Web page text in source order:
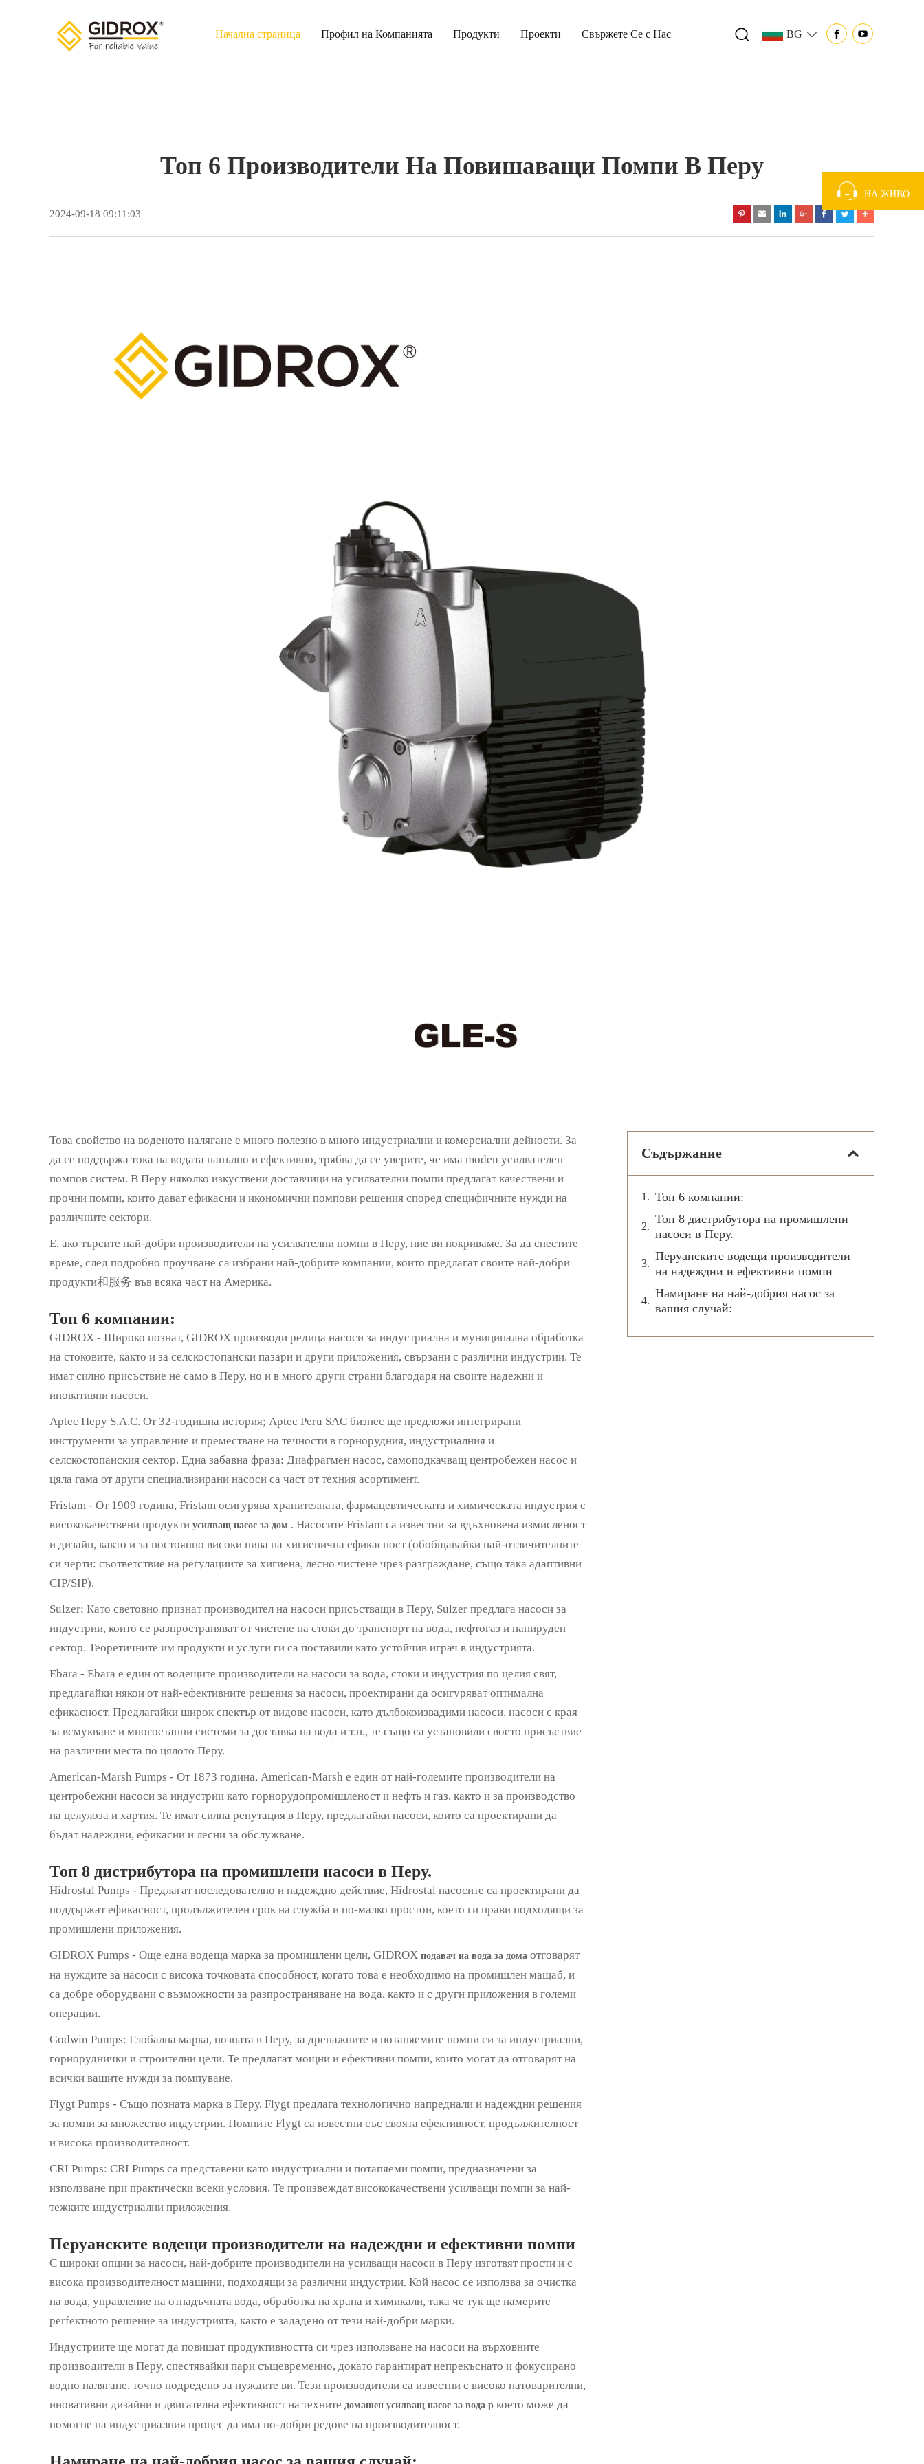
Начална страница Профил на Компанията Продукти Проекти Свържете Се с Нас BG
Топ 6 Производители На Повишаващи Помпи В Перу
2024-09-18 09:11:03
Това свойство на воденото налягане е много полезно в много индустриални и комерсиални дейности. За
да се поддържа тока на водата напълно и ефективно, трябва да се уверите, че има moden усилвателен
помпов систем. В Перу няколко изкуствени доставчици на усилвателни помпи предлагат качествени и
прочни помпи, които дават ефикасни и икономични помпови решения според специфичните нужди на
различните сектори.
Е, ако търсите най-добри производители на усилвателни помпи в Перу, ние ви покриваме. За да спестите
време, след подробно проучване са избрани най-добрите компании, които предлагат своите най-добри
продукти和服务 във всяка част на Америка.
Топ 6 компании:
GIDROX - Широко познат, GIDROX производи редица насоси за индустриална и муниципална обработка
на стоковите, както и за селскостопански пазари и други приложения, свързани с различни индустрии. Те
имат силно присъствие не само в Перу, но и в много други страни благодаря на своите надежни и
иновативни насоси.
Aptec Перу S.A.C. От 32-годишна история; Aptec Peru SAC бизнес ще предложи интегрирани
инструменти за управление и преместване на течности в горнорудния, индустриалния и
селскостопанския сектор. Една забавна фраза: Диафрагмен насос, самоподкачващ центробежен насос и
цяла гама от други специализирани насоси са част от техния асортимент.
Fristam - От 1909 година, Fristam осигурява хранителната, фармацевтическата и химическата индустрия с
висококачествени продукти усилващ насос за дом . Насосите Fristam са известни за вдъхновена измисленост
и дизайн, както и за постоянно високи нива на хигиенична ефикасност (обобщавайки най-отличителните
си черти: съответствие на регулациите за хигиена, лесно чистене чрез разграждане, също така адаптивни
CIP/SIP).
Sulzer; Като световно признат производител на насоси присъстващи в Перу, Sulzer предлага насоси за
индустрии, които се разпространяват от чистене на стоки до транспорт на вода, нефтогаз и папируден
сектор. Теоретичните им продукти и услуги ги са поставили като устойчив играч в индустрията.
Ebara - Ebara е един от водещите производители на насоси за вода, стоки и индустрия по целия свят,
предлагайки някои от най-ефективните решения за насоси, проектирани да осигуряват оптимална
ефикасност. Предлагайки широк спектър от видове насоси, като дълбокоизвадими насоси, насоси с края
за всмукване и многоетапни системи за доставка на вода и т.н., те също са установили своето присъствие
на различни места по цялото Перу.
American-Marsh Pumps - От 1873 година, American-Marsh е един от най-големите производители на
центробежни насоси за индустрии като горнорудопромишленост и нефть и газ, както и за производство
на целулоза и хартия. Те имат силна репутация в Перу, предлагайки насоси, които са проектирани да
бъдат надеждни, ефикасни и лесни за обслужване.
Топ 8 дистрибутора на промишлени насоси в Перу.
Hidrostal Pumps - Предлагат последователно и надеждно действие, Hidrostal насосите са проектирани да
поддържат ефикасност, продължителен срок на служба и по-малко простои, което ги прави подходящи за
промишлени приложения.
GIDROX Pumps - Още една водеща марка за промишлени цели, GIDROX подавач на вода за дома отговарят
на нуждите за насоси с висока точковата способност, когато това е необходимо на промишлен мащаб, и
са добре оборудвани с възможности за разпространяване на вода, както и с други приложения в големи
операции.
Godwin Pumps: Глобална марка, позната в Перу, за дренажните и потапяемите помпи си за индустриални,
горноруднички и строителни цели. Те предлагат мощни и ефективни помпи, които могат да отговарят на
всички вашите нужди за помпуване.
Flygt Pumps - Също позната марка в Перу, Flygt предлага технологично напреднали и надеждни решения
за помпи за множество индустрии. Помпите Flygt са известни със своята ефективност, продължителност
и висока производителност.
CRI Pumps: CRI Pumps са представени като индустриални и потапяеми помпи, предназначени за
използване при практически всеки условия. Те произвеждат висококачествени усилващи помпи за най-
тежките индустриални приложения.
Перуанските водещи производители на надеждни и ефективни помпи
С широки опции за насоси, най-добрите производители на усилващи насоси в Перу изготвят прости и с
висока производителност машини, подходящи за различни индустрии. Кой насос се използва за очистка
на вода, управление на отпадъчната вода, обработка на храна и химикали, така че тук ще намерите
perfектното решение за индустрията, както е зададено от тези най-добри марки.
Индустриите ще могат да повишат продуктивността си чрез използване на насоси на върховните
производители в Перу, спестявайки пари същевременно, докато гарантират непрекъснато и фокусирано
водно налягане, точно подредено за нуждите ви. Тези производители са известни с високо натоварителни,
иновативни дизайни и двигателна ефективност на техните домашен усилващ насос за вода p което може да
помогне на индустриалния процес да има по-добри редове на производителност.
Съдържание
Топ 6 компании:
Топ 8 дистрибутора на промишлени
насоси в Перу.
Перуанските водещи производители
на надеждни и ефективни помпи
Намиране на най-добрия насос за
вашия случай:
НА ЖИВО